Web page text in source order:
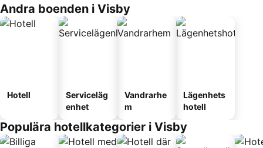
Andra boenden i Visby
Hotell
Serviceläg
enhet
Vandrarhe
m
Lägenhets
hotell
Populära hotellkategorier i Visby